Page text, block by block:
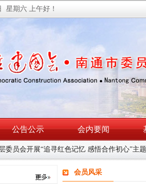
星期六 上午好！
公告公示 会内要闻
委员会开展“追寻红色记忆 感悟合作初心”主
会员风采